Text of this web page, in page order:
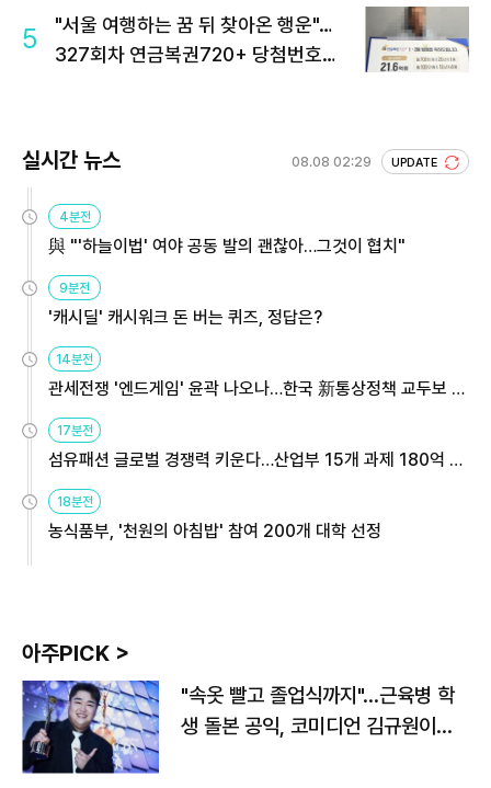
5
"서울 여행하는 꿈 뒤 찾아온 행운"…
327회차 연금복권720+ 당첨번호조
실시간 뉴스 08.08 02:29 UPDATE
4분전
與 "'하늘이법' 여야 공동 발의 괜찮아…그것이 협치"
9분전
'캐시딜' 캐시워크 돈 버는 퀴즈, 정답은?
14분전
관세전쟁 '엔드게임' 윤곽 나오나…한국 新통상정책 교두보 활
17분전
섬유패션 글로벌 경쟁력 키운다…산업부 15개 과제 180억 지
18분전
농식품부, '천원의 아침밥' 참여 200개 대학 선정
아주PICK >
"속옷 빨고 졸업식까지"…근육병 학
생 돌본 공익, 코미디언 김규원이었